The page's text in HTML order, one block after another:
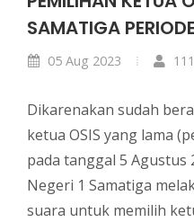
SAMATIGA
05 Aug 2023
Dikarenakan sudah
ketua OSIS yang lama
pada tanggal 5 Agustus
Negeri 1 Samatiga
suara untuk memilih